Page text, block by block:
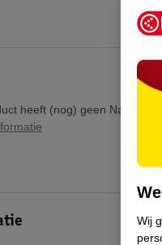
heeft (nog) geen Nature
Wij